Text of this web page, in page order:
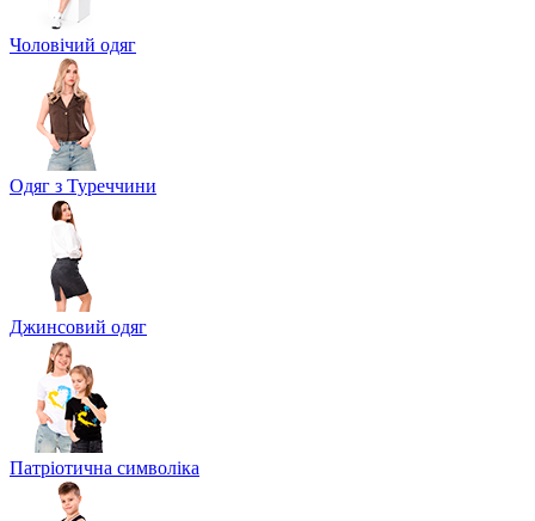
Чоловічий одяг
Одяг з Туреччини
Джинсовий одяг
Патріотична символіка